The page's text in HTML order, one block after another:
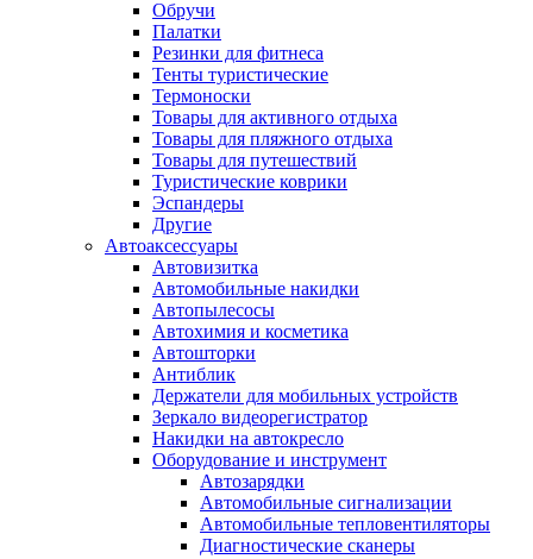
Обручи
Палатки
Резинки для фитнеса
Тенты туристические
Термоноски
Товары для активного отдыха
Товары для пляжного отдыха
Товары для путешествий
Туристические коврики
Эспандеры
Другие
Автоаксессуары
Автовизитка
Автомобильные накидки
Автопылесосы
Автохимия и косметика
Автошторки
Антиблик
Держатели для мобильных устройств
Зеркало видеорегистратор
Накидки на автокресло
Оборудование и инструмент
Автозарядки
Автомобильные сигнализации
Автомобильные тепловентиляторы
Диагностические сканеры